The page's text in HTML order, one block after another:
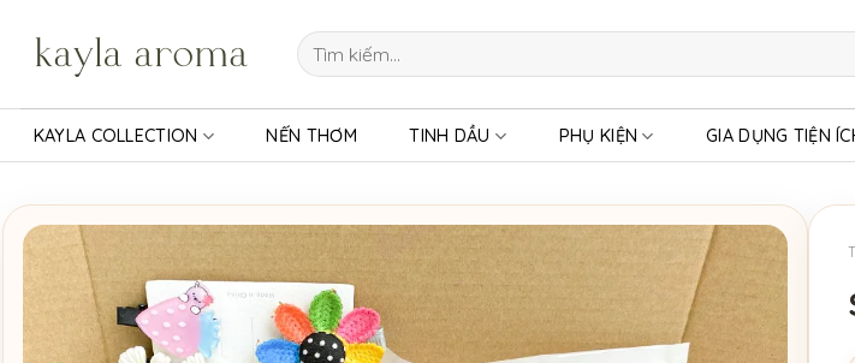
dung
Tìm
kiếm:
KAYLA COLLECTION NẾN THƠM TINH DẦU PHỤ KIỆN GIA DỤNG TIỆN